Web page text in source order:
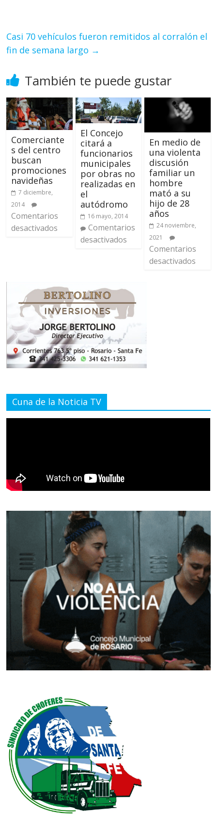
Casi 70 vehículos fueron remitidos al corralón el
fin de semana largo →
También te puede gustar
Comerciante
s del centro
buscan
promociones
navideñas
7 diciembre,
2014
Comentarios
desactivados
El Concejo
citará a
funcionarios
municipales
por obras no
realizadas en
el
autódromo
16 mayo, 2014
Comentarios
desactivados
En medio de
una violenta
discusión
familiar un
hombre
mató a su
hijo de 28
años
24 noviembre,
2021
Comentarios
desactivados
Cuna de la Noticia TV